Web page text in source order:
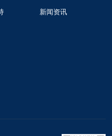
新闻资讯